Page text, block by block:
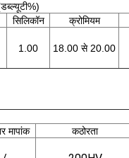
सिलिकॉन क्रोमियम
1.00 18.00 से 20.00
मापांक कठोरता